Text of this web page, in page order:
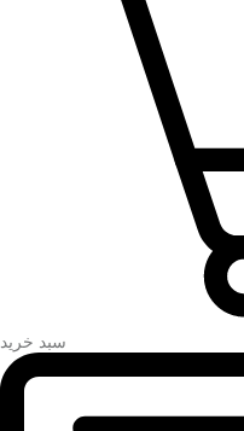
سبد خرید